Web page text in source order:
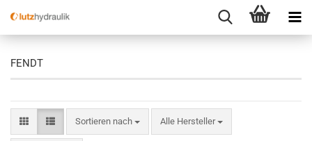
FENDT
Sortieren nach
Sortieren nach Alle Hersteller